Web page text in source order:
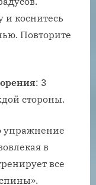
и коснитесь
Повторите
: 3
стороны.
упражнение
в
все